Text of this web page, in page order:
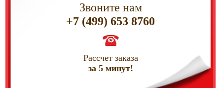
Звоните нам
+7 (499) 653 8760
Рассчет заказа
за 5 минут!